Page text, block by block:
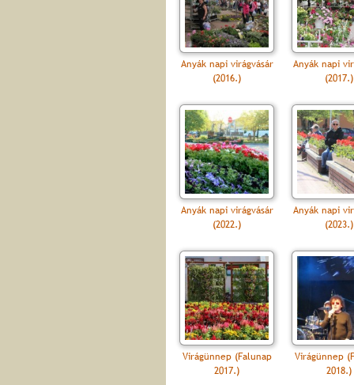
Anyák napi virágvásár
(2016.)
Anyák napi
(2017.)
Anyák napi virágvásár
(2022.)
Anyák napi
(2023.)
Virágünnep (Falunap
2017.)
Virágünnep
2018.)